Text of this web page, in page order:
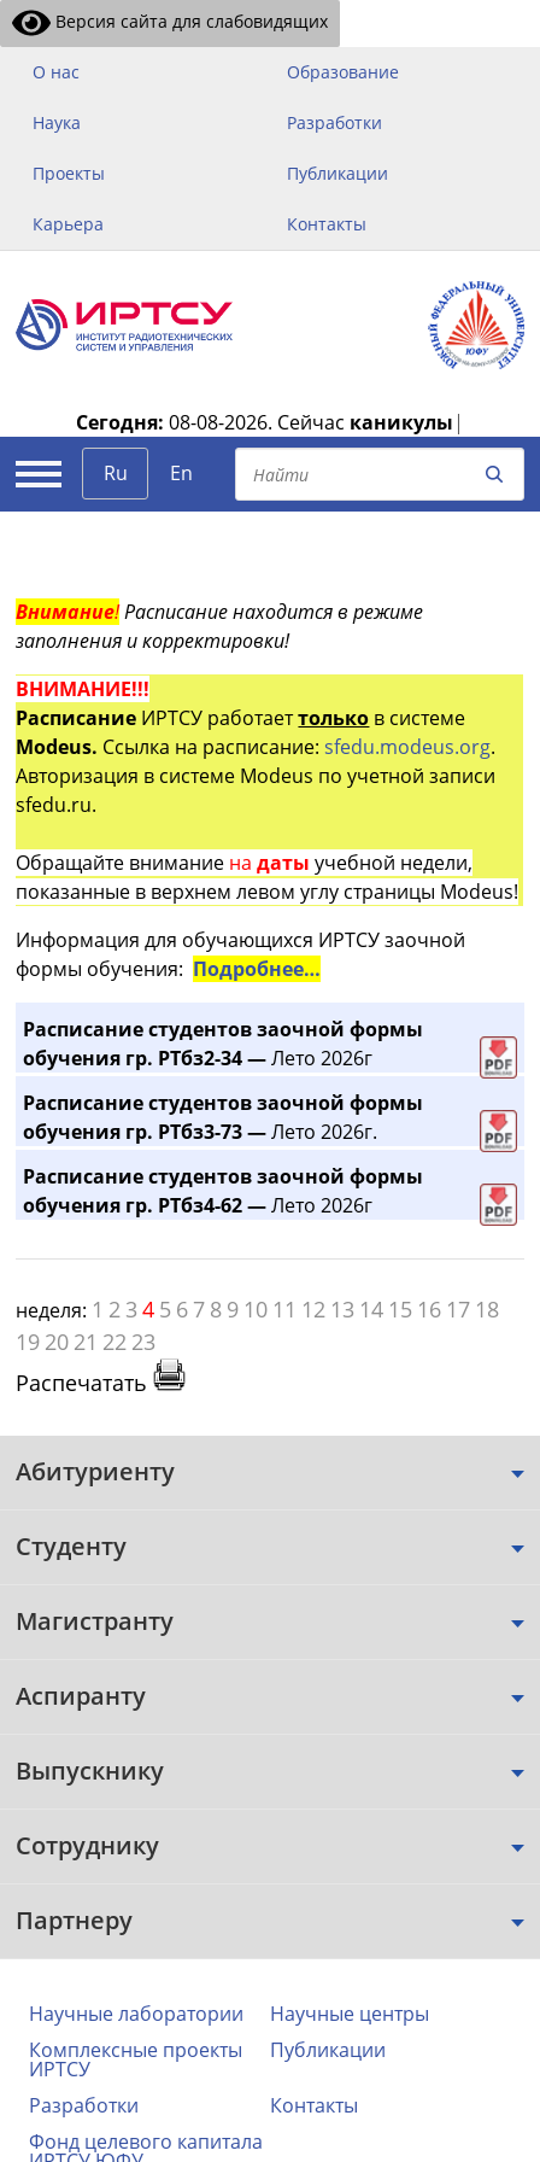
Версия сайта для слабовидящих
О нас Образование
Наука Разработки
Проекты Публикации
Карьера Контакты
Сегодня: 08-08-2026. Сейчас каникулы |
Ru
En
Внимание!Расписание находится в режиме
заполнения и корректировки!
ВНИМАНИЕ!!!
Расписание ИРТСУ работаеттолько в системе
Modeus. Ссылка на расписание:sfedu.modeus.org.
Авторизация в системе Modeus по учетной записи
sfedu.ru.
Обращайте внимание на датыучебной недели,
показанные в верхнем левом углу страницы Modeus!
Информация для обучающихся ИРТСУ заочной
формы обучения: Подробнее…
Расписание студентов заочной формы
обучения гр. РТбз2-34 —Лето 2026г
Расписание студентов заочной формы
обучения гр. РТбз3-73 —Лето 2026г.
Расписание студентов заочной формы
обучения гр. РТбз4-62 —Лето 2026г
неделя: 1 2 3 4 5 6 7 8 9 10 11 12 13 14 15 16 17 18
19 20 21 22 23
Распечатать
Абитуриенту
Студенту
Магистранту
Аспиранту
Выпускнику
Сотруднику
Партнеру
Научные лаборатории
Научные центры
Комплексные проекты
ИРТСУ
Публикации
Разработки
Контакты
Фонд целевого капитала